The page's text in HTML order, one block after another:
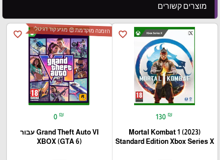
מוצרים קשורים
favorite_border
130 ₪
Mortal Kombat 1 (2023)
Standard Edition Xbox Series X
favorite_border הזמנה מוקדמת 😍 מגיע קוד דגיטלי
0 ₪
Grand Theft Auto VI עבור
(XBOX (GTA 6